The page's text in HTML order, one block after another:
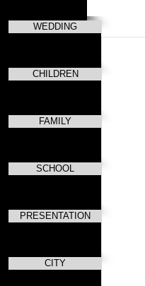
WEDDING
CHILDREN
FAMILY
SCHOOL
PRESENTATION
CITY